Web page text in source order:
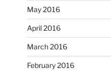
May 2016
April 2016
March 2016
February 2016